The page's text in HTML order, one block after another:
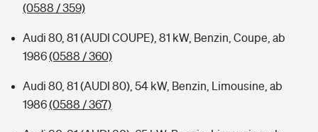
(0588 / 359)
Audi 80, 81 (AUDI COUPE), 81 kW, Benzin, Coupe, ab
1986(0588 / 360)
Audi 80, 81 (AUDI 80), 54 kW, Benzin, Limousine, ab
1986(0588 / 367)